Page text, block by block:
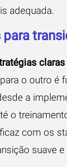
adequada.
claras
o outro é
a
o
com os
suave